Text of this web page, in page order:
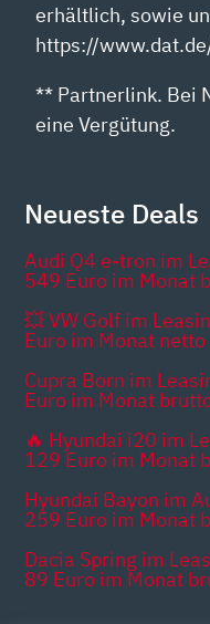
erhältlich, sowie
https://
** Partnerlink. Bei
eine Vergütung.
Neueste Deals
Audi Q4 e-tron im
549 Euro im Monat
💥 VW Golf im
Euro im Monat netto
Cupra Born im
Euro im Monat
🔥 Hyundai i20 im
129 Euro im Monat
Hyundai Bayon im
259 Euro im Monat
Dacia Spring im
89 Euro im Monat